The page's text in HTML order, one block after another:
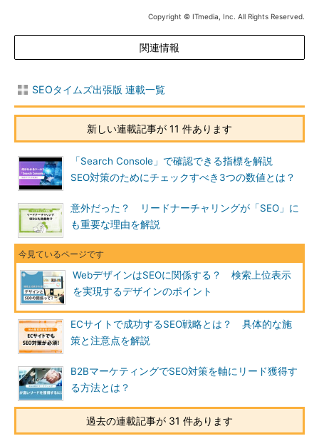
Copyright © ITmedia, Inc. All Rights Reserved.
関連情報
SEOタイムズ出張版 連載一覧
新しい連載記事が 11 件あります
「Search Console」で確認できる指標を解説
SEO対策のためにチェックすべき3つの数値とは？
意外だった？ リードナーチャリングが「SEO」に
も重要な理由を解説
WebデザインはSEOに関係する？ 検索上位表示
を実現するデザインのポイント
ECサイトで成功するSEO戦略とは？ 具体的な施
策と注意点を解説
B2BマーケティングでSEO対策を軸にリード獲得す
る方法とは？
過去の連載記事が 31 件あります